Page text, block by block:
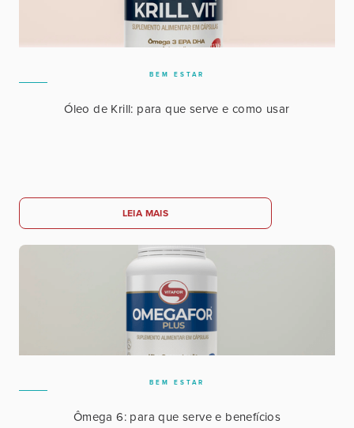
BEM ESTAR
Óleo de Krill: para que serve e como usar
LEIA MAIS
BEM ESTAR
Ômega 6: para que serve e benefícios